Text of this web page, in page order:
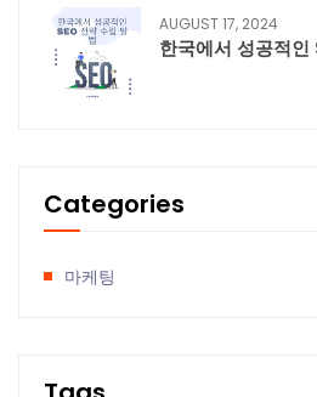
AUGUST 17, 2024
한국에서 성공적인
Categories
마케팅